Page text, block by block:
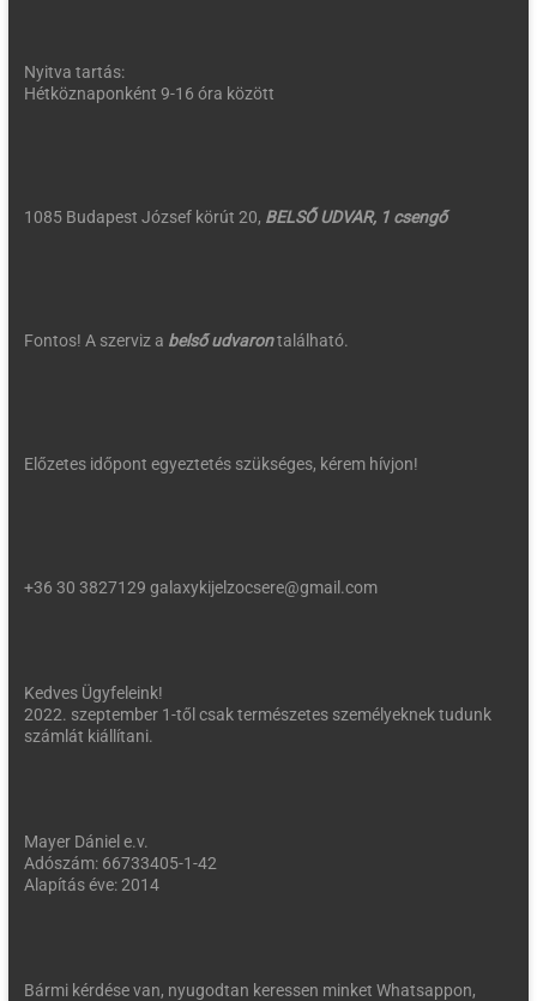
Nyitva tartás:
Hétköznaponként 9-16 óra között
1085 Budapest József körút 20, BELSŐ UDVAR, 1 csengő
Fontos! A szerviz a belső udvarontalálható.
Előzetes időpont egyeztetés szükséges, kérem hívjon!
+36 30 3827129 galaxykijelzocsere@gmail.com
Kedves Ügyfeleink!
2022. szeptember 1-től csak természetes személyeknek tudunk
számlát kiállítani.
Mayer Dániel e.v.
Adószám: 66733405-1-42
Alapítás éve: 2014
Bármi kérdése van, nyugodtan keressen minket Whatsappon,